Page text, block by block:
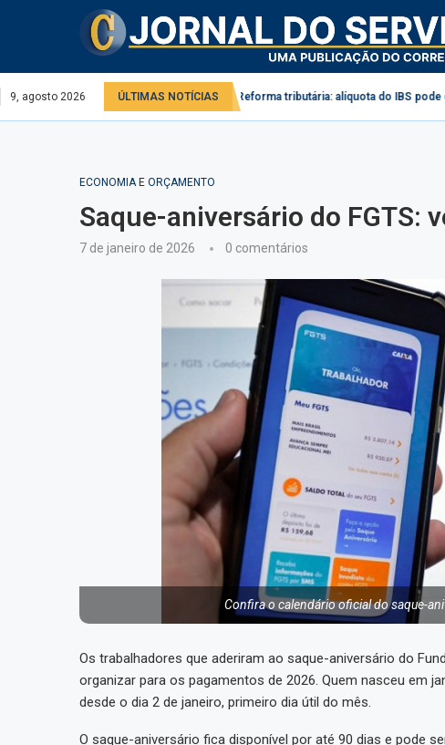
9, agosto 2026 ÚLTIMAS NOTÍCIAS
público e privado Reforma tributária: alíquota do IBS pode chegar a 28%
ECONOMIA E ORÇAMENTO
Saque-aniversário do FGTS:
7 de janeiro de 2026 0 comentários
Confira o calendário oficial do saque-
Os trabalhadores que aderiram ao saque-aniversário do
organizar para os pagamentos de 2026. Quem nasceu em
desde o dia 2 de janeiro, primeiro dia útil do mês.
O saque-aniversário fica disponível por até 90 dias e pode